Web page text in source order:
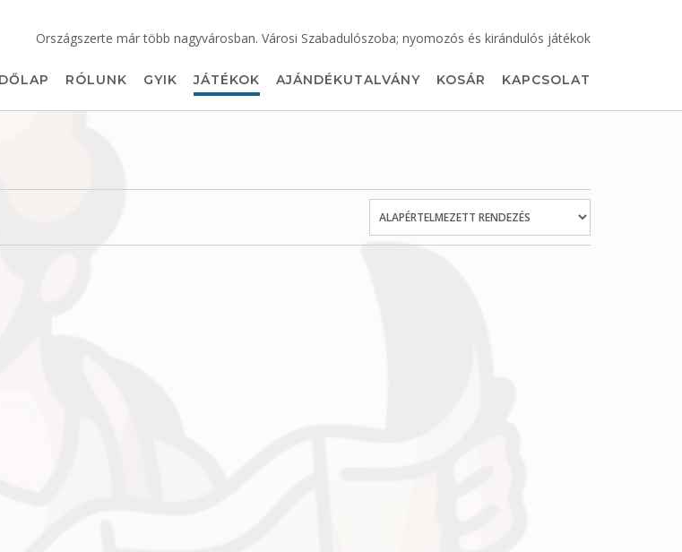
Országszerte már több nagyvárosban. Városi Szabadulószoba; nyomozós és kirándulós játékok
RÓLUNK GYIK JÁTÉKOK AJÁNDÉKUTALVÁNY KOSÁR KAPCSOLAT